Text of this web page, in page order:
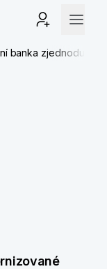
banka zjednodušila